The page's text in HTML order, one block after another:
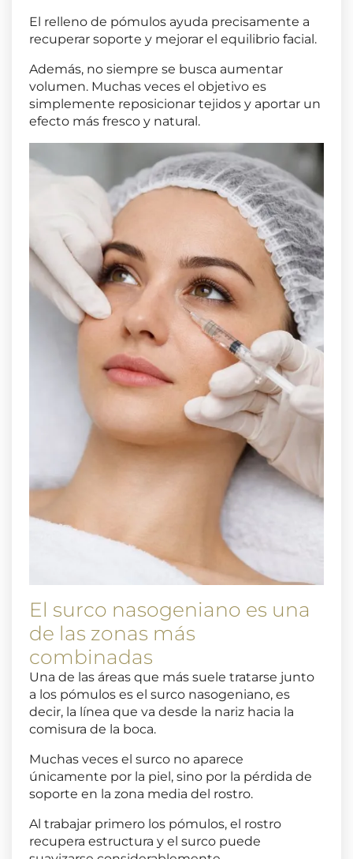
El relleno de pómulos ayuda precisamente a
recuperar soporte y mejorar el equilibrio facial.
Además, no siempre se busca aumentar
volumen. Muchas veces el objetivo es
simplemente reposicionar tejidos y aportar un
efecto más fresco y natural.
El surco nasogeniano es una
de las zonas más
combinadas
Una de las áreas que más suele tratarse junto
a los pómulos es el surco nasogeniano, es
decir, la línea que va desde la nariz hacia la
comisura de la boca.
Muchas veces el surco no aparece
únicamente por la piel, sino por la pérdida de
soporte en la zona media del rostro.
Al trabajar primero los pómulos, el rostro
recupera estructura y el surco puede